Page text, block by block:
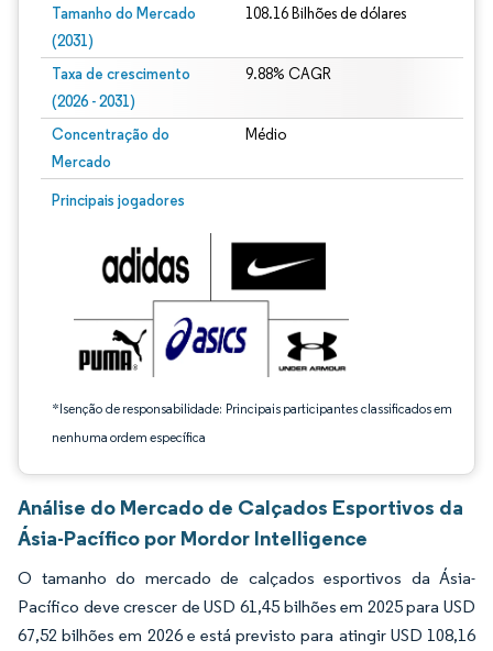
Tamanho do Mercado
(2031)
108.16 Bilhões de dólares
Taxa de crescimento
(2026 - 2031)
9.88% CAGR
Concentração do
Mercado
Médio
Principais jogadores
*Isenção de responsabilidade: Principais participantes classificados em
nenhuma ordem específica
Imagem © Mordor Intelligence. O reuso requer atribuição conforme CC BY 4.0.
Análise do Mercado de Calçados Esportivos da
Ásia-Pacífico por Mordor Intelligence
O tamanho do mercado de calçados esportivos da Ásia-
Pacífico deve crescer de USD 61,45 bilhões em 2025 para USD
67,52 bilhões em 2026 e está previsto para atingir USD 108,16